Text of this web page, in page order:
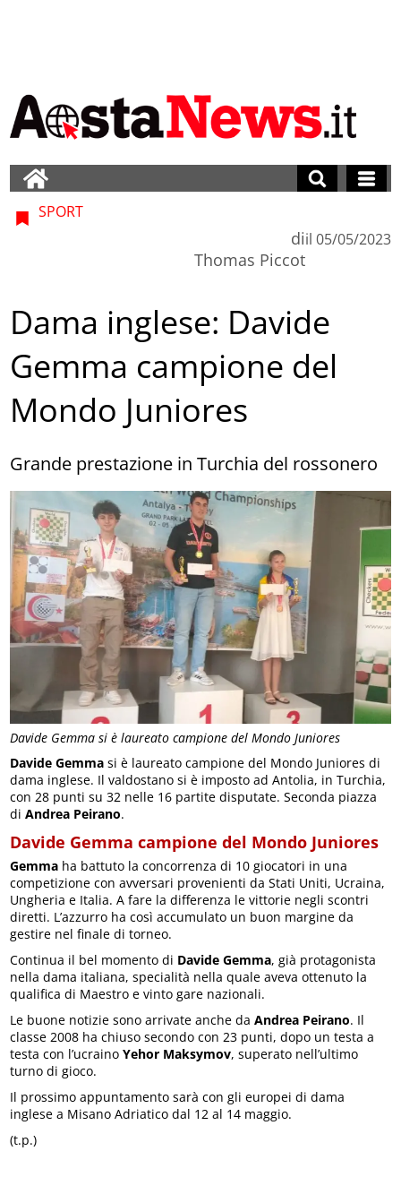
Davide Gemma si è laureato campione del Mondo Juniores
SPORT
di
Thomas Piccot
il 05/05/2023
Dama inglese: Davide
Gemma campione del
Mondo Juniores
Grande prestazione in Turchia del rossonero
Davide Gemma si è laureato campione del Mondo Juniores di
dama inglese. Il valdostano si è imposto ad Antolia, in Turchia,
con 28 punti su 32 nelle 16 partite disputate. Seconda piazza
diAndrea Peirano.
Davide Gemma campione del Mondo Juniores
Gemma ha battuto la concorrenza di 10 giocatori in una
competizione con avversari provenienti da Stati Uniti, Ucraina,
Ungheria e Italia. A fare la differenza le vittorie negli scontri
diretti. L’azzurro ha così accumulato un buon margine da
gestire nel finale di torneo.
Continua il bel momento di Davide Gemma, già protagonista
nella dama italiana, specialità nella quale aveva ottenuto la
qualifica di Maestro e vinto gare nazionali.
Le buone notizie sono arrivate anche daAndrea Peirano. Il
classe 2008 ha chiuso secondo con 23 punti, dopo un testa a
testa con l’ucrainoYehor Maksymov, superato nell’ultimo
turno di gioco.
Il prossimo appuntamento sarà con gli europei di dama
inglese a Misano Adriatico dal 12 al 14 maggio.
(t.p.)